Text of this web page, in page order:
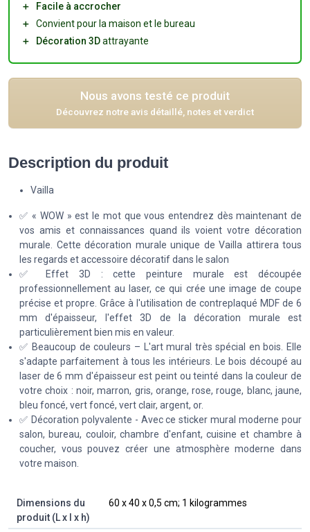
＋
Facile à accrocher
＋
Convient pour la maison et le bureau
＋
Décoration 3Dattrayante
Nous avons testé ce produit
Découvrez notre avis détaillé, notes et verdict
Description du produit
Vailla
✅ « WOW » est le mot que vous entendrez dès maintenant de
vos amis et connaissances quand ils voient votre décoration
murale. Cette décoration murale unique de Vailla attirera tous
les regards et accessoire décoratif dans le salon
✅ Effet 3D : cette peinture murale est découpée
professionnellement au laser, ce qui crée une image de coupe
précise et propre. Grâce à l'utilisation de contreplaqué MDF de 6
mm d'épaisseur, l'effet 3D de la décoration murale est
particulièrement bien mis en valeur.
✅ Beaucoup de couleurs – L'art mural très spécial en bois. Elle
s'adapte parfaitement à tous les intérieurs. Le bois découpé au
laser de 6 mm d'épaisseur est peint ou teinté dans la couleur de
votre choix : noir, marron, gris, orange, rose, rouge, blanc, jaune,
bleu foncé, vert foncé, vert clair, argent, or.
✅ Décoration polyvalente - Avec ce sticker mural moderne pour
salon, bureau, couloir, chambre d'enfant, cuisine et chambre à
coucher, vous pouvez créer une atmosphère moderne dans
votre maison.
Dimensions du
produit (L x l x h)
‎60 x 40 x 0,5 cm; 1 kilogrammes